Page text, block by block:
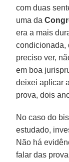
com duas
uma da
era a mais
condicionada,
preciso ver,
em boa
deixei aplicar
prova, dois
No caso do
estudado,
Não há
falar das